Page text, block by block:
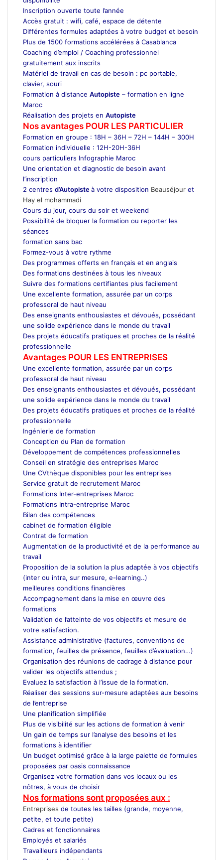
Inscription ouverte toute l’année
Accès gratuit : wifi, café, espace de détente
Différentes formules adaptées à votre budget et besoin
Plus de 1500 formations accélérées à Casablanca
Coaching d’emploi / Coaching professionnel
gratuitement aux inscrits
Matériel de travail en cas de besoin : pc portable,
clavier, souri
Formation à distance Autopiste – formation en ligne
Maroc
Réalisation des projets en Autopiste
Nos avantages POUR LES PARTICULIER
Formation en groupe : 18H – 36H – 72H – 144H – 300H
Formation individuelle : 12H-20H-36H
cours particuliers Infographie Maroc
Une orientation et diagnostic de besoin avant
l’inscription
2 centres d’Autopisteà votre disposition Beauséjour et
Hay el mohammadi
Cours du jour, cours du soir et weekend
Possibilité de bloquer la formation ou reporter les
séances
formation sans bac
Formez-vous à votre rythme
Des programmes offerts en français et en anglais
Des formations destinées à tous les niveaux
Suivre des formations certifiantes plus facilement
Une excellente formation, assurée par un corps
professoral de haut niveau
Des enseignants enthousiastes et dévoués, possédant
une solide expérience dans le monde du travail
Des projets éducatifs pratiques et proches de la réalité
professionnelle
Avantages POUR LES ENTREPRISES
Une excellente formation, assurée par un corps
professoral de haut niveau
Des enseignants enthousiastes et dévoués, possédant
une solide expérience dans le monde du travail
Des projets éducatifs pratiques et proches de la réalité
professionnelle
Ingénierie de formation
Conception du Plan de formation
Développement de compétences professionnelles
Conseil en stratégie des entreprises Maroc
Une CVthèque disponibles pour les entreprises
Service gratuit de recrutement Maroc
Formations Inter-entreprises Maroc
Formations Intra-entreprise Maroc
Bilan des compétences
cabinet de formation éligible
Contrat de formation
Augmentation de la productivité et de la performance au
travail
Proposition de la solution la plus adaptée à vos objectifs
(inter ou intra, sur mesure, e-learning..)
meilleures conditions financières
Accompagnement dans la mise en œuvre des
formations
Validation de l’atteinte de vos objectifs et mesure de
votre satisfaction.
Assistance administrative (factures, conventions de
formation, feuilles de présence, feuilles d’évaluation…)
Organisation des réunions de cadrage à distance pour
valider les objectifs attendus ;
Evaluez la satisfaction à l’issue de la formation.
Réaliser des sessions sur-mesure adaptées aux besoins
de l’entreprise
Une planification simplifiée
Plus de visibilité sur les actions de formation à venir
Un gain de temps sur l’analyse des besoins et les
formations à identifier
Un budget optimisé grâce à la large palette de formules
proposées par oasis connaissance
Organisez votre formation dans vos locaux ou les
nôtres, à vous de choisir
Nos formations sont proposées aux :
Entreprises de toutes les tailles (grande, moyenne,
petite, et toute petite)
Cadres et fonctionnaires
Employés et salariés
Travailleurs indépendants